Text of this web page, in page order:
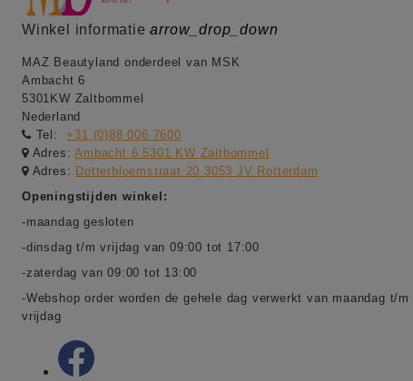
Winkel informatie arrow_drop_down
MAZ Beautyland onderdeel van MSK
Ambacht 6
5301KW Zaltbommel
Nederland
Tel:
+31 (0)88 006 7600
Adres:Ambacht 6 5301 KW Zaltbommel
Adres: Dotterbloemstraat 20 3053 JV Rotterdam
Openingstijden winkel:
-maandag gesloten
-dinsdag t/m vrijdag van 09:00 tot 17:00
-zaterdag van 09:00 tot 13:00
-Webshop order worden de gehele dag verwerkt van maandag t/m
vrijdag